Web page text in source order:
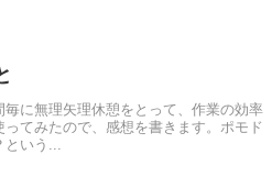
に無理矢理休憩をとって、作業の効率
てみたので、感想を書きます。ポモド
という...